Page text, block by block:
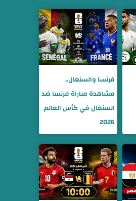
فرنسا والسنغال..
مشاهدة مباراة فرنسا ضد
السنغال في كأس العالم
2026